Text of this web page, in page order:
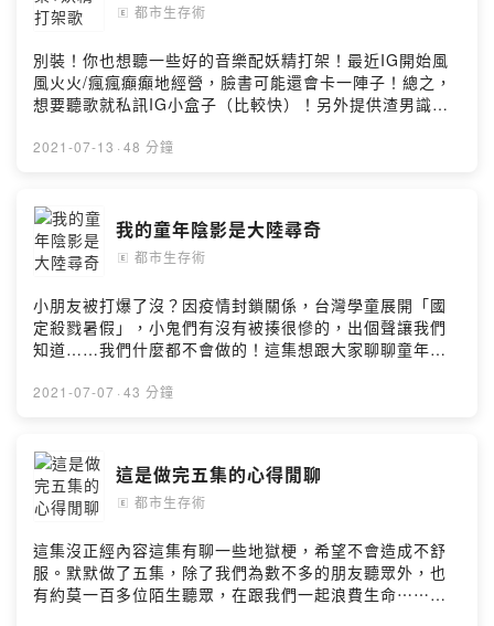
🄴 都市生存術
別裝！你也想聽一些好的音樂配妖精打架！最近IG開始風
風火火/瘋瘋癲癲地經營，臉書可能還會卡一陣子！總之，
想要聽歌就私訊IG小盒子（比較快）！另外提供渣男識
讚！馬英九還我牛！Powered by Firstory Hosting
2021-07-13 · 48 分鐘
我的童年陰影是大陸尋奇
🄴 都市生存術
小朋友被打爆了沒？因疫情封鎖關係，台灣學童展開「國
定殺戮暑假」，小鬼們有沒有被揍很慘的，出個聲讓我們
知道……我們什麼都不會做的！這集想跟大家聊聊童年的
Firstory Hosting
2021-07-07 · 43 分鐘
這是做完五集的心得閒聊
🄴 都市生存術
這集沒正經內容這集有聊一些地獄梗，希望不會造成不舒
服。默默做了五集，除了我們為數不多的朋友聽眾外，也
有約莫一百多位陌生聽眾，在跟我們一起浪費生命⋯⋯這